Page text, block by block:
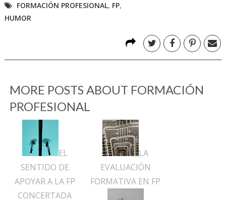
FORMACIÓN PROFESIONAL, FP,
HUMOR
MORE POSTS ABOUT FORMACIÓN
PROFESIONAL
EL
SENTIDO DE
APOYAR A LA FP
CONCERTADA
LA
EVALUACIÓN
FORMATIVA EN FP